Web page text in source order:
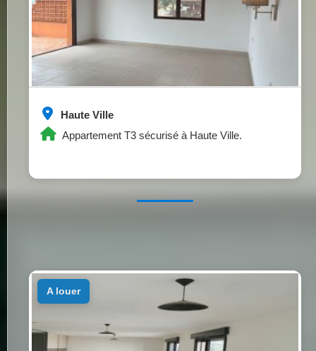
Haute Ville
Appartement T3 sécurisé à Haute Ville.
a louer